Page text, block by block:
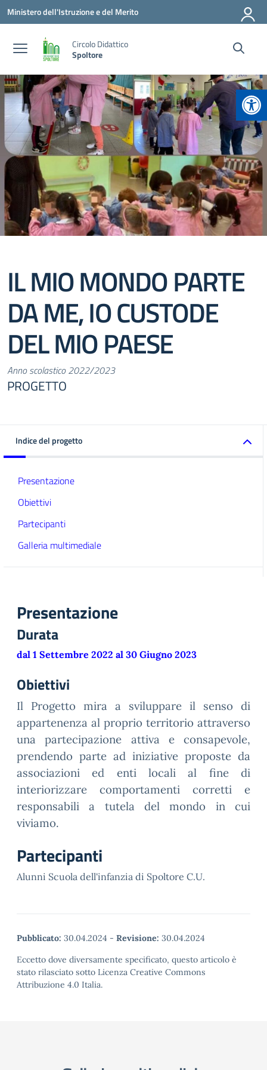
Vai ai contenuti
Vai al menu di navigazione
Vai al footer
Ministero dell'Istruzione e del Merito
Circolo Didattico
Spoltore
IL MIO MONDO PARTE
DA ME, IO CUSTODE
DEL MIO PAESE
Anno scolastico 2022/2023
PROGETTO
Indice del progetto
Presentazione
Obiettivi
Partecipanti
Galleria multimediale
Presentazione
Durata
dal 1 Settembre 2022 al 30 Giugno 2023
Obiettivi
Il Progetto mira a sviluppare il senso di
appartenenza al proprio territorio attraverso
una partecipazione attiva e consapevole,
prendendo parte ad iniziative proposte da
associazioni ed enti locali al fine di
interiorizzare comportamenti corretti e
responsabili a tutela del mondo in cui
viviamo.
Partecipanti
Alunni Scuola dell'infanzia di Spoltore C.U.
Pubblicato: 30.04.2024 - Revisione: 30.04.2024
Eccetto dove diversamente specificato, questo articolo è
stato rilasciato sotto Licenza Creative Commons
Attribuzione 4.0 Italia.